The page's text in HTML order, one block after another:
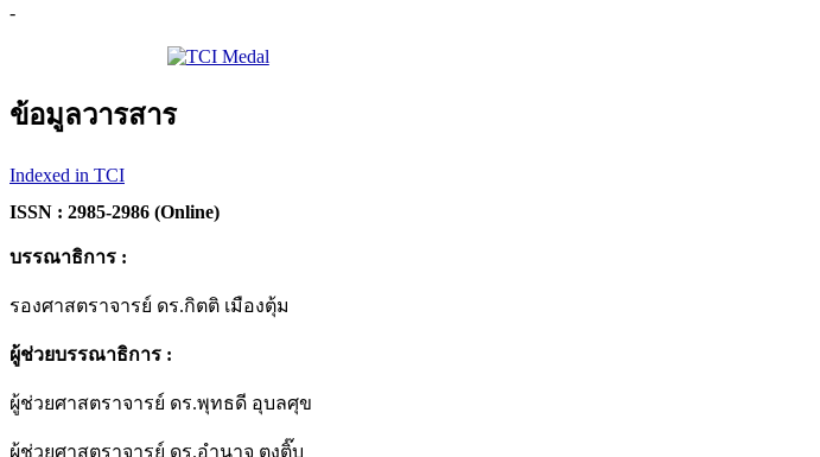
-
ข้อมูลวารสาร
Indexed in TCI
ISSN : 2985-2986 (Online)
บรรณาธิการ :
รองศาสตราจารย์ ดร.กิตติ เมืองตุ้ม
ผู้ช่วยบรรณาธิการ :
ผู้ช่วยศาสตราจารย์ ดร.พุทธดี อุบลศุข
ผู้ช่วยศาสตราจารย์ ดร.อำนาจ ตงติ๊บ